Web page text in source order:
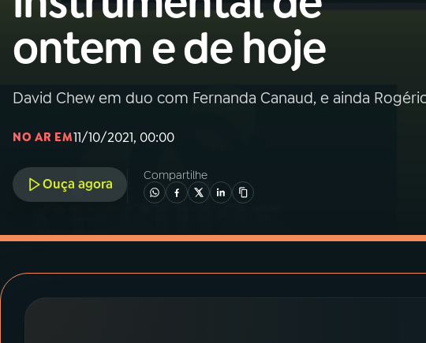
02A RÁDIO
03PROGRAMAÇÃO
05PODCASTS
ontem e de hoje
David Chew em duo com Fernanda Canaud, e ainda
NO AR EM11/10/2021, 00:00
Ouça agora
Compartilhe